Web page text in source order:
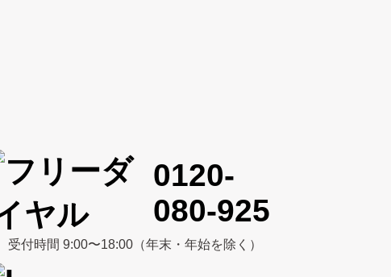
0120-
080-925
受付時間 9:00〜18:00（年末・年始を除く）